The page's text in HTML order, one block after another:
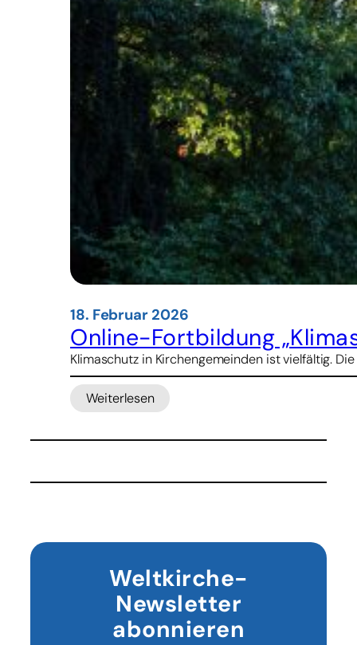
18. Februar 2026
Online-Fortbildung
Klimaschutz in Kirchengemeinden ist vielfältig.
Weiterlesen
:
Fortbildung
Weltkirche-
Newsletter
abonnieren